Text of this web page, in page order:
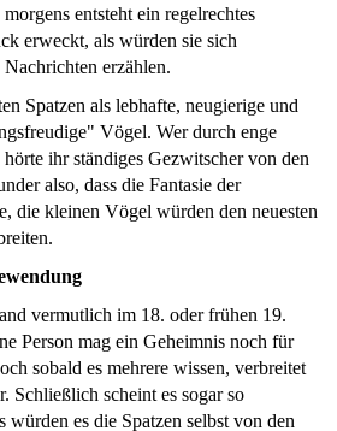
entsteht ein regelrechtes
erweckt, als würden sie sich
Nachrichten erzählen.
Spatzen als lebhafte, neugierige und
Vögel. Wer durch enge
ihr ständiges Gezwitscher von den
also, dass die Fantasie der
die kleinen Vögel würden den neuesten
vermutlich im 18. oder frühen 19.
Person mag ein Geheimnis noch für
sobald es mehrere wissen, verbreitet
Schließlich scheint es sogar so
würden es die Spatzen selbst von den